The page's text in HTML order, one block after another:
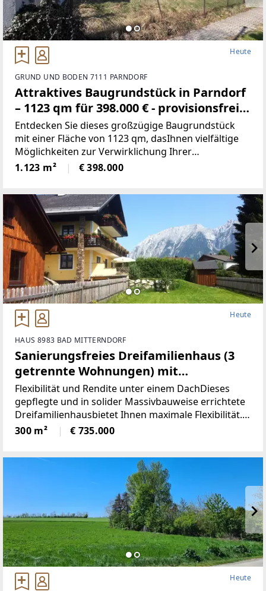
Heute
GRUND UND BODEN 7111 PARNDORF
Attraktives Baugrundstück in Parndorf
– 1123 qm für 398.000 € - provisionsfrei
(Provisionsfrei)
Entdecken Sie dieses großzügige Baugrundstück
mit einer Fläche von 1123 qm, dasIhnen vielfältige
Möglichkeiten zur Verwirklichung Ihrer
Wohnträume bietet. DasGrundstück befindet sich in
einer ruhigen und angenehmen Umgebung, ideal
1.123 m² € 398.000
Heute
HAUS 8983 BAD MITTERNDORF
Sanierungsfreies Dreifamilienhaus (3
getrennte Wohnungen) mit
Grimmingblick in Bad Mitterndorf
(Provisionsfrei)
Flexibilität und Rendite unter einem DachDieses
gepflegte und in solider Massivbauweise errichtete
Dreifamilienhausbietet Ihnen maximale Flexibilität.
Da das Gebäude in den letzten Jahren
bereitsumfangreich saniert wurde, befindet
300 m² € 735.000
Heute